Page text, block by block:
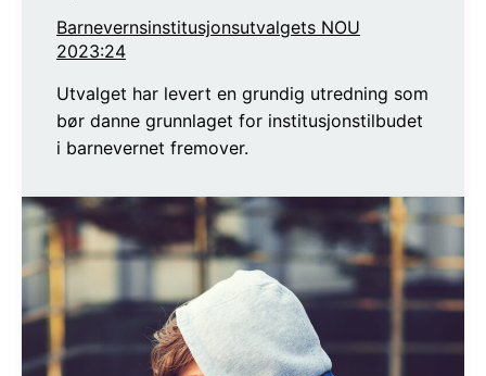
Barnevernsinstitusjonsutvalgets NOU
2023:24
Utvalget har levert en grundig utredning som
bør danne grunnlaget for institusjonstilbudet
i barnevernet fremover.